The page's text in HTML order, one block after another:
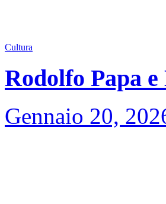
Cultura
Rodolfo Papa
Gennaio 20,